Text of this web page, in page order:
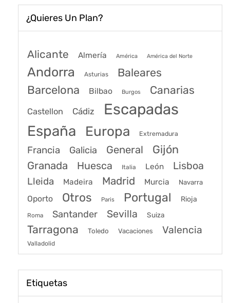
¿Quieres Un Plan?
Alicante Almería América América del Norte
Andorra Asturias Baleares
Barcelona Bilbao Burgos Canarias
Castellon Cádiz Escapadas
España Europa Extremadura
Francia Galicia General Gijón
Granada Huesca Italia León Lisboa
Lleida Madeira Madrid Murcia Navarra
Oporto Otros Paris Portugal Rioja
Roma Santander Sevilla Suiza
Tarragona Toledo Vacaciones Valencia
Valladolid
Etiquetas